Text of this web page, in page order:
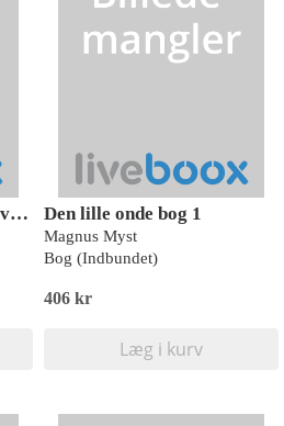
Den lille onde bog 4: Djævelsk god! Den lille onde bog 1
Magnus Myst
Bog (Indbundet)
406 kr
Læg i kurv